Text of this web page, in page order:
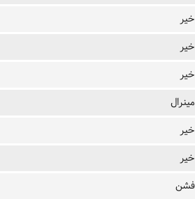
خیر
خیر
خیر
مینرال
خیر
خیر
فشن